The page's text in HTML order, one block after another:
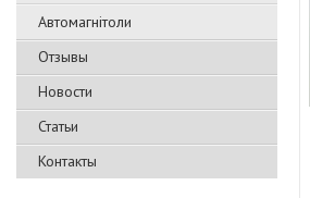
Автомагнітоли
Отзывы
Новости
Статьи
Контакты